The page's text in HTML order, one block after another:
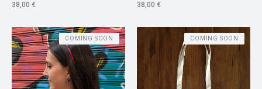
38,00 € 38,00 €
COMING SOON COMING SOON